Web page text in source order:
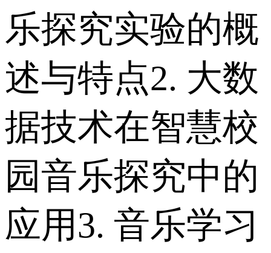
乐探究实验的概
述与特点 2. 大数
据技术在智慧校
园音乐探究中的
应用 3. 音乐学习